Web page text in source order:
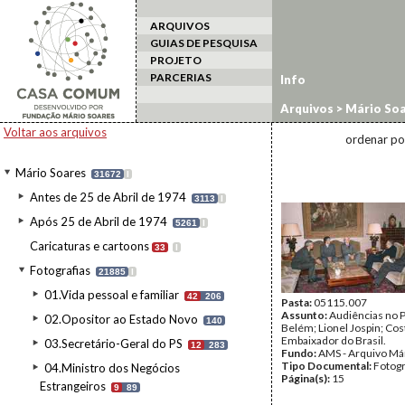
ARQUIVOS
GUIAS DE PESQUISA
PROJETO
PARCERIAS
Voltar aos arquivos
Mário Soares 31672 I
Antes de 25 de Abril de 1974 3113 I
Após 25 de Abril de 1974 5261 I
Caricaturas e cartoons 33 I
Fotografias 21885 I
01.Vida pessoal e familiar 42 206
02.Opositor ao Estado Novo 140
03.Secretário-Geral do PS 12 283
04.Ministro dos Negócios
Estrangeiros
9 89
Info
Arquivos > Mário
ordenar
Pasta:05115.007
Assunto:Audiências no
Belém; Lionel Jospin;
Embaixador do Brasil.
Fundo:AMS - Arquivo
Tipo Documental:
Página(s): 15